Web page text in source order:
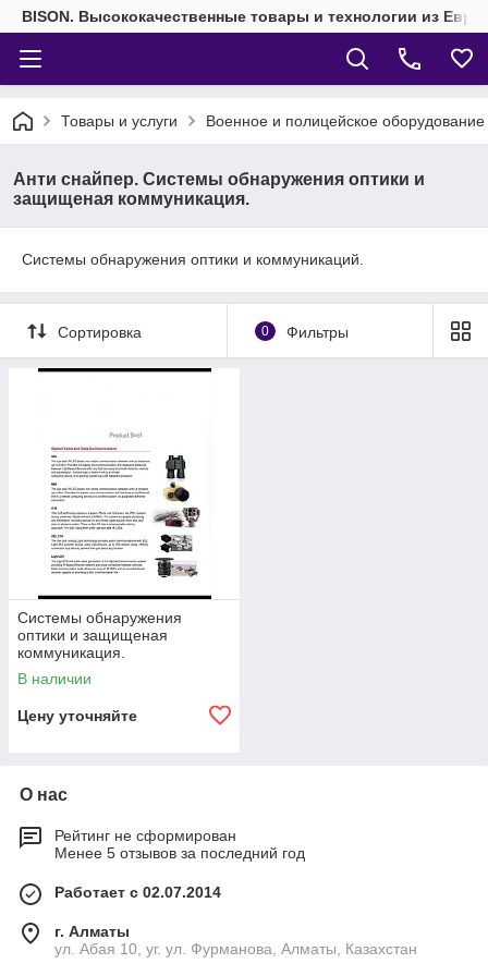
BISON. Высококачественные товары и технологии из
Товары и услуги Военное и полицейское
Анти снайпер. Системы обнаружения оптики и
защищеная коммуникация.
Системы обнаружения оптики и коммуникаций.
Сортировка 0 Фильтры
Системы обнаружения
оптики и защищеная
коммуникация.
В наличии
Цену уточняйте
О нас
Рейтинг не сформирован
Менее 5 отзывов за последний год
Работает с 02.07.2014
г. Алматы
ул. Абая 10, уг. ул. Фурманова, Алматы, Казахстан